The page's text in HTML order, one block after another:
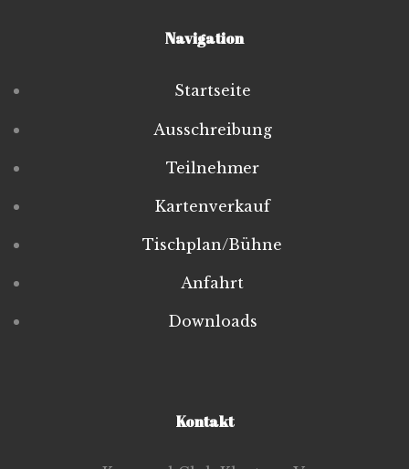
Navigation
Startseite
Ausschreibung
Teilnehmer
Kartenverkauf
Tischplan/Bühne
Anfahrt
Downloads
Kontakt